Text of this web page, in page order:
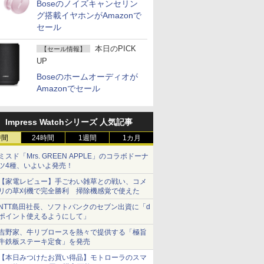
Boseのノイズキャンセリン
グ搭載イヤホンがAmazonで
セール
【セール情報】
本日のPICK
UP
Boseのホームオーディオが
Amazonでセール
Impress Watchシリーズ 人気記事
24時間 1週間 1カ月
スド「Mrs. GREEN APPLE」のコラボドーナ
4種、いよいよ発売！
家電レビュー】手ごわい雑草との戦い、コメ
の草刈機で完全勝利 掃除機感覚で使えた
島田社長、ソフトバンクのセブン出資に「d
イント使えるようにして」
野家、牛リブロースを熱々で提供する「極旨
鉄板ステーキ定食」を発売
本日みつけたお買い得品】モトローラのスマ